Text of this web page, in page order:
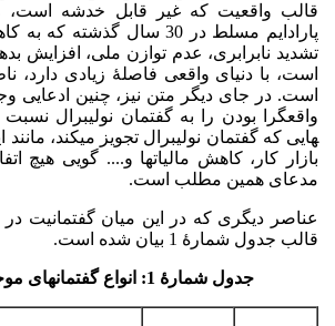
قالب واقعیت که غیر قابل خدشه است،
پارادایم مسلط در 30 سال
تشدید نابرابری، عدم توازن ملی، افزایش
است، با دنیای واقعی فاصلۀ زیادی دارد،
است. در جای دیگر متن نیز، چنین ادعایی
واقع­گرا بودن را به گفتمان نولیبرال
هایی که گفتمان نولیبرال تجویز می­کند، مانند
بازار کار، کاهش مالیات­ها و.... گویی هیچ
مدعای همین مطلب است.
عناصر دیگری که در این میان گفتمانیت
قالب جدول شمارۀ 1 بیان شده است.
جدول شمارۀ 1: انواع گفتمان­های موجود در متن